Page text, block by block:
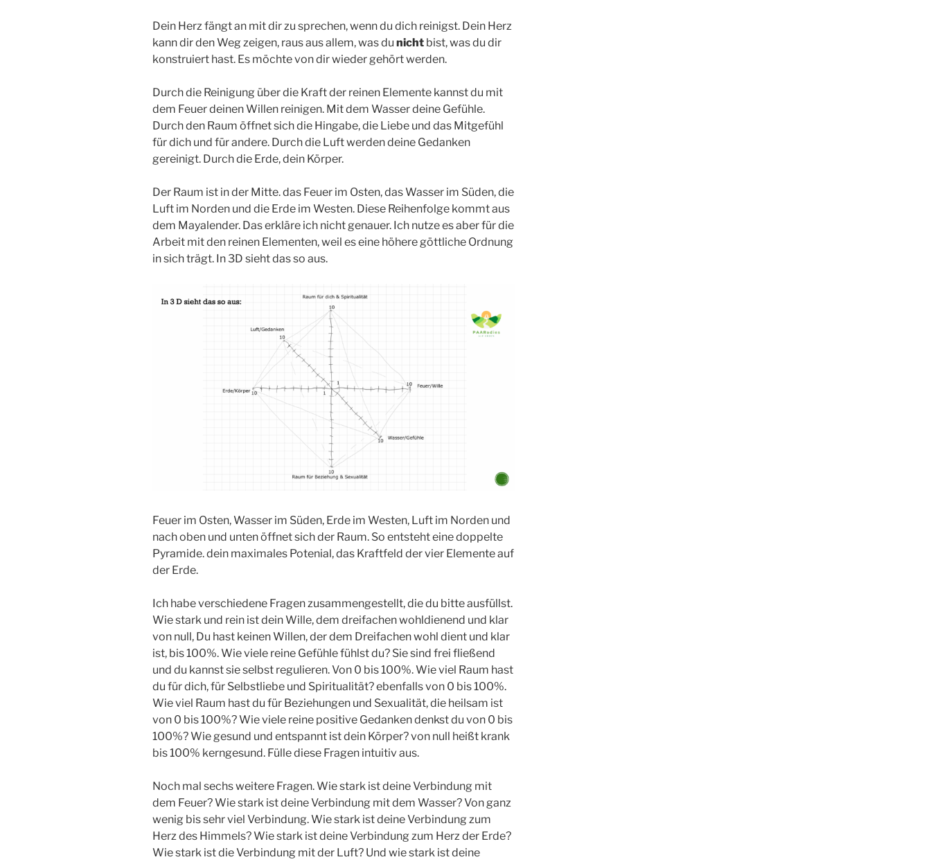
Dein Herz fängt an mit dir zu sprechen, wenn du dich reinigst. Dein Herz
kann dir den Weg zeigen, raus aus allem, was du nicht bist, was du dir
konstruiert hast. Es möchte von dir wieder gehört werden.
Durch die Reinigung über die Kraft der reinen Elemente kannst du mit
dem Feuer deinen Willen reinigen. Mit dem Wasser deine Gefühle.
Durch den Raum öffnet sich die Hingabe, die Liebe und das Mitgefühl
für dich und für andere. Durch die Luft werden deine Gedanken
gereinigt. Durch die Erde, dein Körper.
Der Raum ist in der Mitte. das Feuer im Osten, das Wasser im Süden, die
Luft im Norden und die Erde im Westen. Diese Reihenfolge kommt aus
dem Mayalender. Das erkläre ich nicht genauer. Ich nutze es aber für die
Arbeit mit den reinen Elementen, weil es eine höhere göttliche Ordnung
in sich trägt. In 3D sieht das so aus.
Feuer im Osten, Wasser im Süden, Erde im Westen, Luft im Norden und
nach oben und unten öffnet sich der Raum. So entsteht eine doppelte
Pyramide. dein maximales Potenial, das Kraftfeld der vier Elemente auf
der Erde.
Ich habe verschiedene Fragen zusammengestellt, die du bitte ausfüllst.
Wie stark und rein ist dein Wille, dem dreifachen wohldienend und klar
von null, Du hast keinen Willen, der dem Dreifachen wohl dient und klar
ist, bis 100%. Wie viele reine Gefühle fühlst du? Sie sind frei fließend
und du kannst sie selbst regulieren. Von 0 bis 100%. Wie viel Raum hast
du für dich, für Selbstliebe und Spiritualität? ebenfalls von 0 bis 100%.
Wie viel Raum hast du für Beziehungen und Sexualität, die heilsam ist
von 0 bis 100%? Wie viele reine positive Gedanken denkst du von 0 bis
100%? Wie gesund und entspannt ist dein Körper? von null heißt krank
bis 100% kerngesund. Fülle diese Fragen intuitiv aus.
Noch mal sechs weitere Fragen. Wie stark ist deine Verbindung mit
dem Feuer? Wie stark ist deine Verbindung mit dem Wasser? Von ganz
wenig bis sehr viel Verbindung. Wie stark ist deine Verbindung zum
Herz des Himmels? Wie stark ist deine Verbindung zum Herz der Erde?
Wie stark ist die Verbindung mit der Luft? Und wie stark ist deine